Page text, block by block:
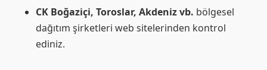
CK Boğaziçi, Toroslar, Akdeniz vb. bölgesel
dağıtım şirketleri web sitelerinden kontrol
ediniz.